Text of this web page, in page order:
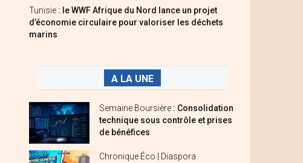
Tunisie : le WWF Afrique du Nord lance un projet
d’économie circulaire pour valoriser les déchets
marins
A LA UNE
Semaine Boursière : Consolidation
technique sous contrôle et prises
de bénéfices
Chronique Éco | Diaspora